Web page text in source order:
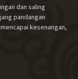
dan saling
pandangan
kesenangan,